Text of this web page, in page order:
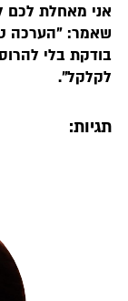
אני מאחלת לכם
שאמר: "הערכה
בודקת בלי
לקלקל".
תגיות: